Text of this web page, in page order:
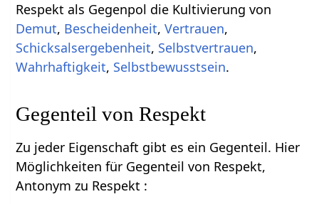
Respekt als Gegenpol die Kultivierung von
Demut, Bescheidenheit,Vertrauen,
Schicksalsergebenheit, Selbstvertrauen,
Wahrhaftigkeit, Selbstbewusstsein.
Gegenteil von Respekt
Zu jeder Eigenschaft gibt es ein Gegenteil. Hier
Möglichkeiten für Gegenteil von Respekt,
Antonym zu Respekt :